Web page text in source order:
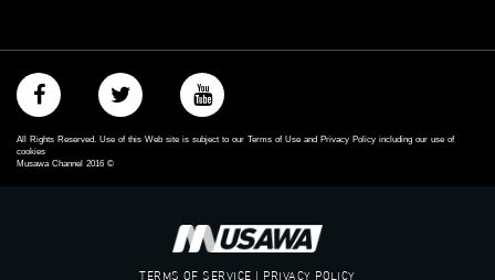
All Rights Reserved. Use of this Web site is subject to our Terms of Use and Privacy Policy including our use of
cookies
©
2016
TERMS OF SERVICE | PRIVACY POLICY